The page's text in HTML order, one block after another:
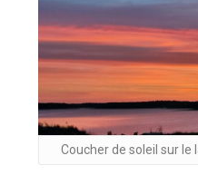
Coucher de soleil sur le